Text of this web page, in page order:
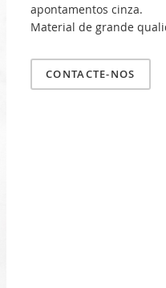
apontamentos cinza.
Material de grande
CONTACTE-NOS